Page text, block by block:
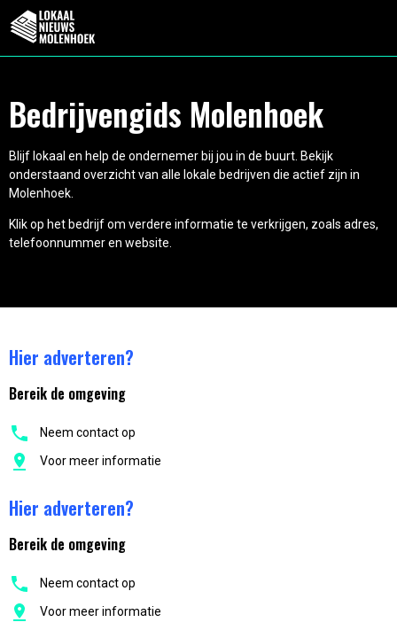
Bedrijvengids Molenhoek
Blijf lokaal en help de ondernemer bij jou in de buurt. Bekijk
onderstaand overzicht van alle lokale bedrijven die actief zijn in
Molenhoek.
Klik op het bedrijf om verdere informatie te verkrijgen, zoals adres,
telefoonnummer en website.
Hier adverteren?
Bereik de omgeving
Neem contact op
Voor meer informatie
Hier adverteren?
Bereik de omgeving
Neem contact op
Voor meer informatie